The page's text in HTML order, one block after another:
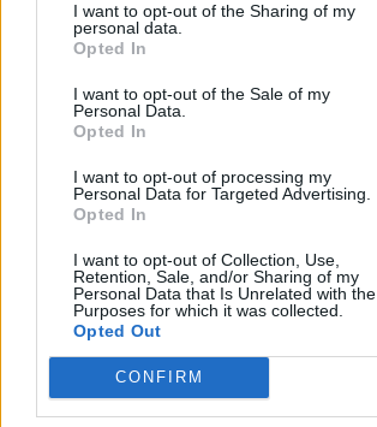
I want to opt-out of the Sharing of my
personal data.
Opted In
I want to opt-out of the Sale of my
Personal Data.
Opted In
I want to opt-out of processing my
Personal Data for Targeted Advertising.
Opted In
I want to opt-out of Collection, Use,
Retention, Sale, and/or Sharing of my
Personal Data that Is Unrelated with the
Purposes for which it was collected.
Opted Out
CONFIRM
Día Mundial de la Hipertensión
Arterial